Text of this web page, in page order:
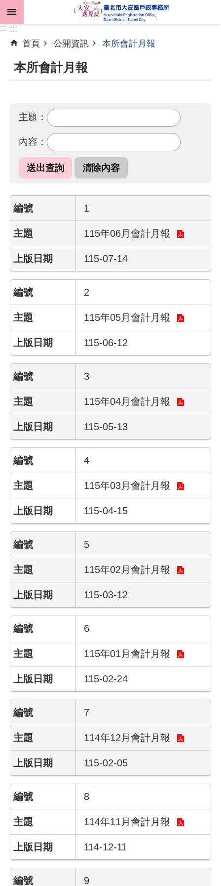
跳到主要內容區塊
進
搜
尋
關
務
資
訊
網
路
務
線
上
詢
關
連
結
請
案
件
公
開
資
訊
網
站
導
覽
回
頁
English
陳
情
系
見
問
答
雙
詞
彙
臺
北
政
府
::: :::
首頁
公開資訊 本所會計月報
本所會計月報
主題：
內容：
1
115年06月會計月報
115-07-14
2
115年05月會計月報
115-06-12
3
115年04月會計月報
115-05-13
4
115年03月會計月報
115-04-15
5
115年02月會計月報
115-03-12
6
115年01月會計月報
115-02-24
7
114年12月會計月報
115-02-05
8
114年11月會計月報
114-12-11
9